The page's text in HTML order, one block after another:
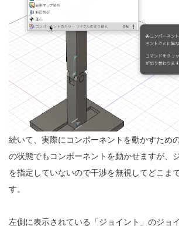
続いて、実際にコンポーネントを動かすため
の状態でもコンポーネントを動かせますが、
を指定していないので干渉を無視してどこま
す。
左側に表示されている「ジョイント」のジョ